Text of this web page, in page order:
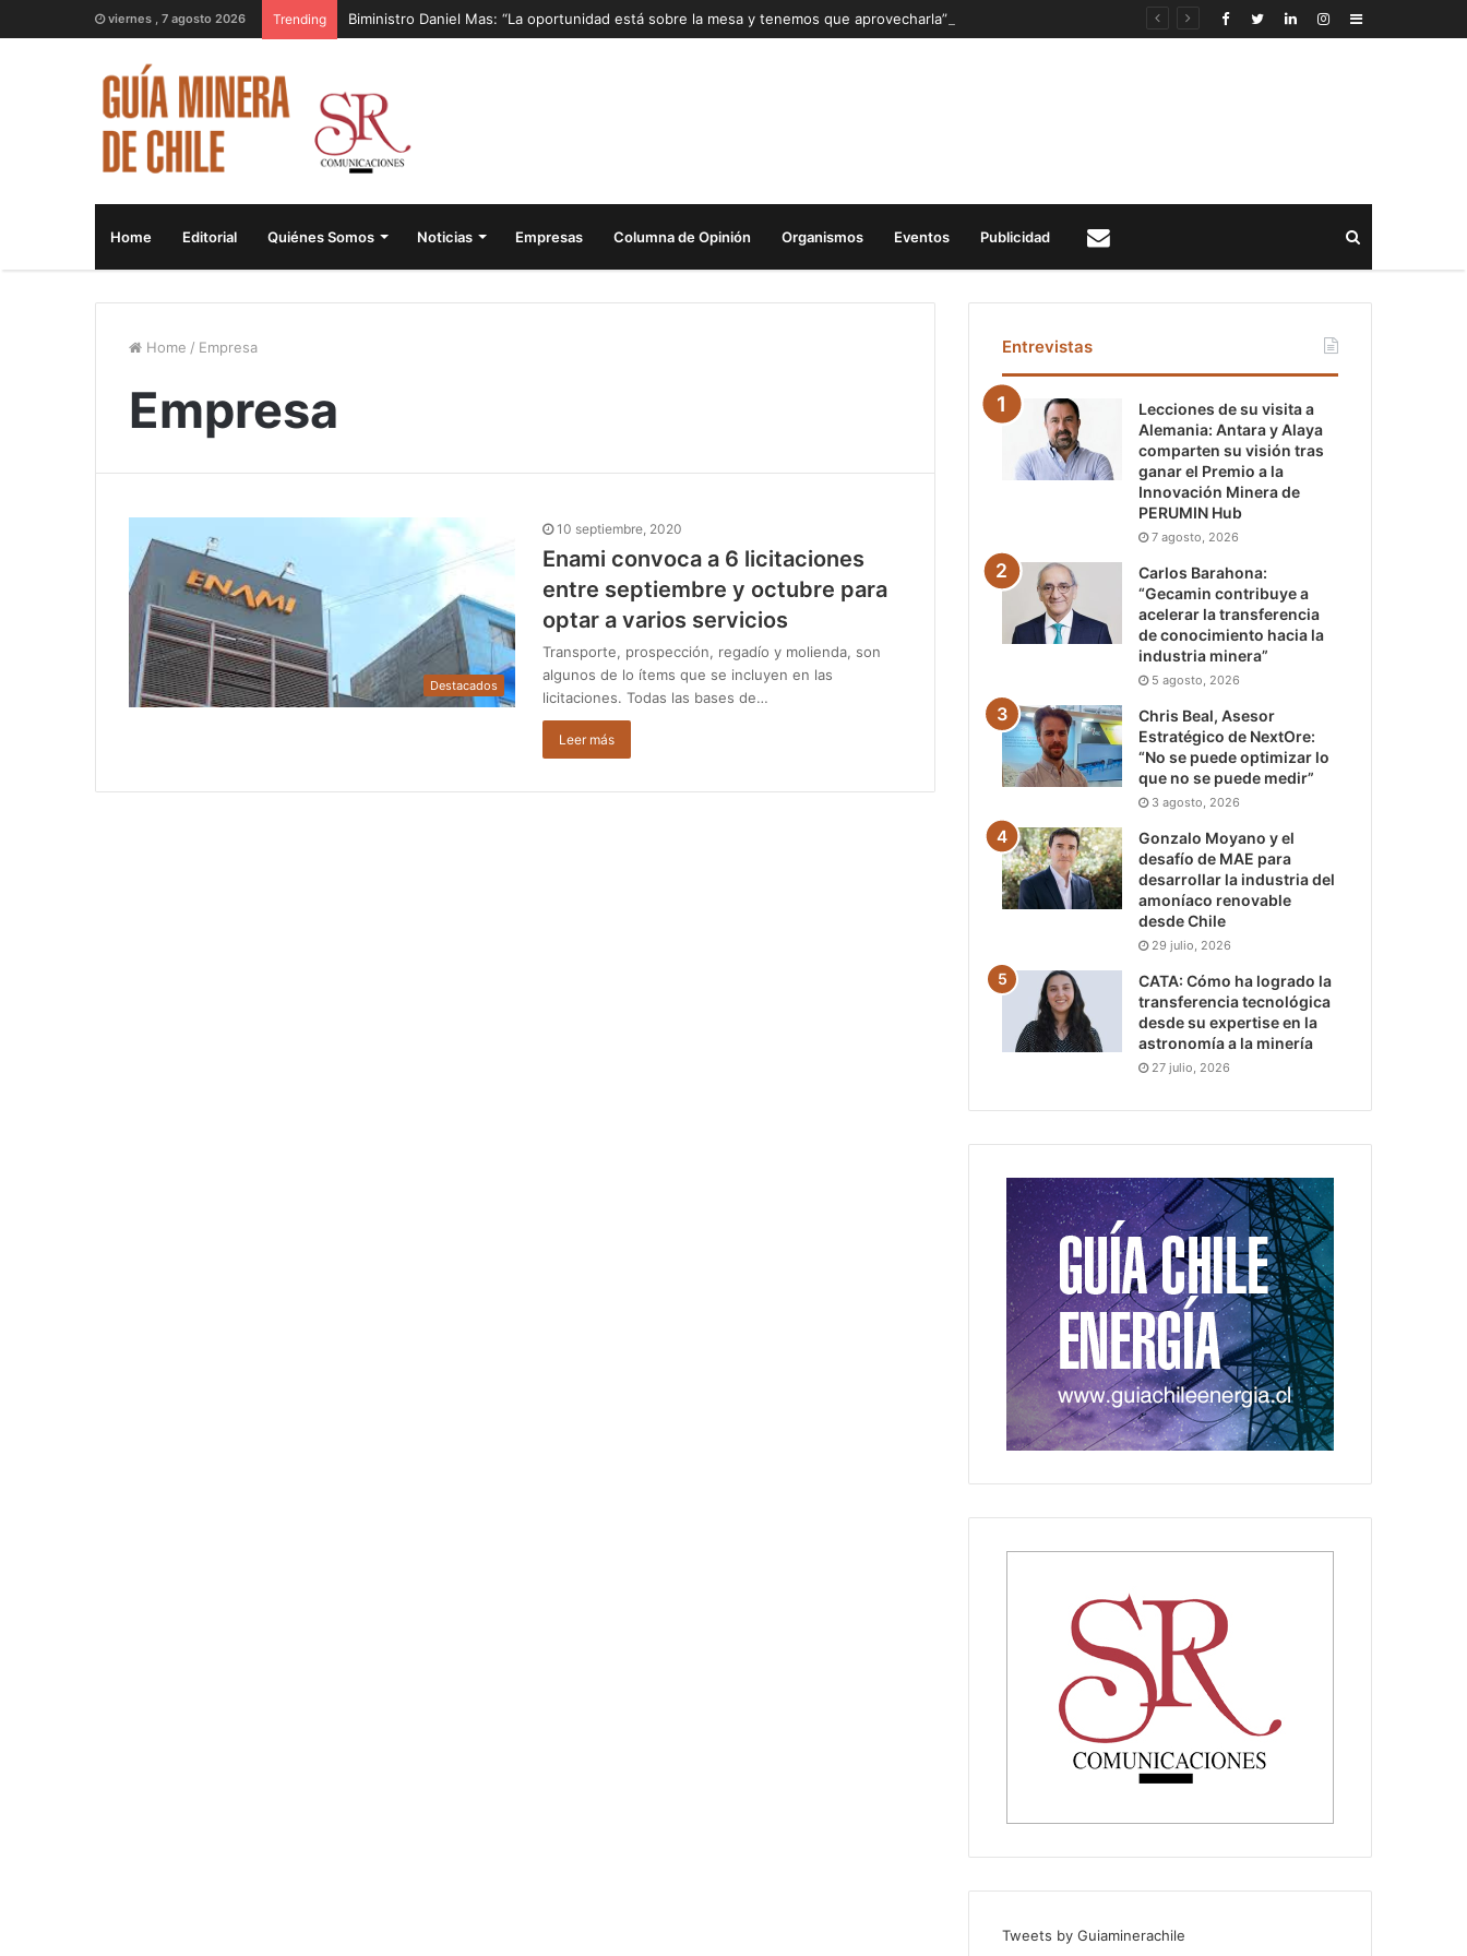
viernes , 7 agosto 2026 Trending Biministro Daniel Mas: “La oportunidad está sobre la mesa y tenemos que aprovecharla” Sidebar
Home Editorial Quiénes Somos Noticias Empresas Columna de Opinión Organismos Eventos Publicidad
Home / Empresa
Empresa
Destacados
10 septiembre, 2020
Enami convoca a 6 licitaciones
entre septiembre y octubre para
optar a varios servicios
Transporte, prospección, regadío y molienda, son
algunos de lo ítems que se incluyen en las
licitaciones. Todas las bases de…
Leer más
Entrevistas
Lecciones de su visita a
Alemania: Antara y Alaya
comparten su visión tras
ganar el Premio a la
Innovación Minera de
PERUMIN Hub
7 agosto, 2026
Carlos Barahona:
“Gecamin contribuye a
acelerar la transferencia
de conocimiento hacia la
industria minera”
5 agosto, 2026
Chris Beal, Asesor
Estratégico de NextOre:
“No se puede optimizar lo
que no se puede medir”
3 agosto, 2026
Gonzalo Moyano y el
desafío de MAE para
desarrollar la industria del
amoníaco renovable
desde Chile
29 julio, 2026
CATA: Cómo ha logrado la
transferencia tecnológica
desde su expertise en la
astronomía a la minería
27 julio, 2026
Tweets by Guiaminerachile